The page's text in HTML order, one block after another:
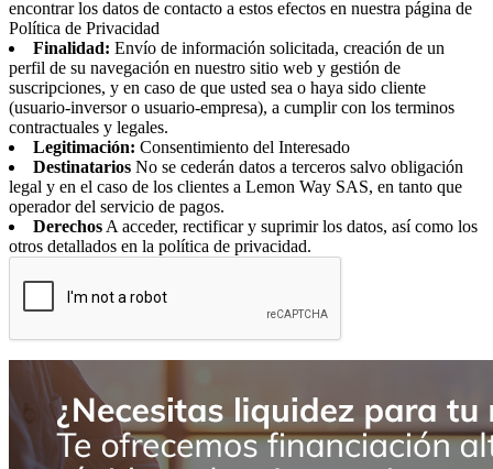
encontrar los datos de contacto a estos efectos en nuestra página de
Política de Privacidad
Finalidad: Envío de información solicitada, creación de un
perfil de su navegación en nuestro sitio web y gestión de
suscripciones, y en caso de que usted sea o haya sido cliente
(usuario-inversor o usuario-empresa), a cumplir con los terminos
contractuales y legales.
Legitimación: Consentimiento del Interesado
Destinatarios No se cederán datos a terceros salvo obligación
legal y en el caso de los clientes a Lemon Way SAS, en tanto que
operador del servicio de pagos.
Derechos A acceder, rectificar y suprimir los datos, así como los
otros detallados en la política de privacidad.